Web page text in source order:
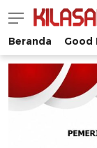
Kilasan
Satu-
Beranda Good